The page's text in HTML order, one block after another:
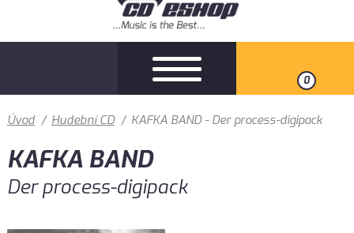
0
Úvod / Hudební CD / KAFKA BAND - Der process-digipack
KAFKA BAND
Der process-digipack